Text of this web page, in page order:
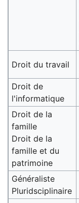
Droit du travail
Droit de
l'informatique
Droit de la
famille
Droit de la
famille et du
patrimoine
Généraliste
Pluridsciplinaire